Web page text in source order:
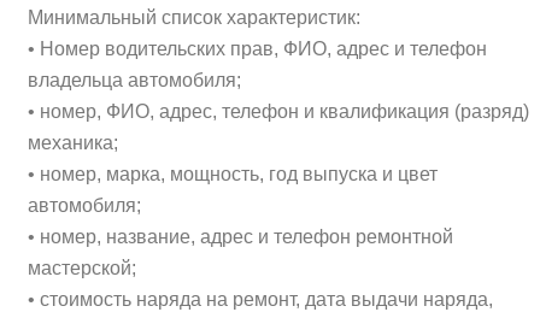
Минимальный список характеристик:
• Номер водительских прав, ФИО, адрес и телефон
владельца автомобиля;
• номер, ФИО, адрес, телефон и квалификация (разряд)
механика;
• номер, марка, мощность, год выпуска и цвет
автомобиля;
• номер, название, адрес и телефон ремонтной
мастерской;
• стоимость наряда на ремонт, дата выдачи наряда,